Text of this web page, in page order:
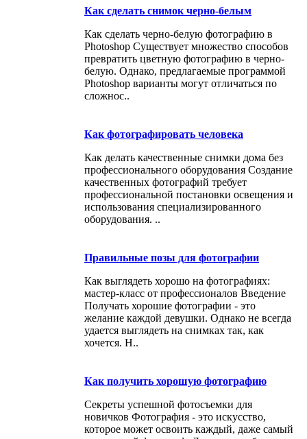
Как сделать снимок черно-белым
Как сделать черно-белую фотографию в
Photoshop Существует множество способов
превратить цветную фотографию в черно-
белую. Однако, предлагаемые программой
Photoshop варианты могут отличаться по
сложнос..
Как фотографировать человека
Как делать качественные снимки дома без
профессионального оборудования Создание
качественных фотографий требует
профессиональной постановки освещения и
использования специализированного
оборудования. ..
Правильные позы для фотографии
Как выглядеть хорошо на фотографиях:
мастер-класс от профессионалов Введение
Получать хорошие фотографии - это
желание каждой девушки. Однако не всегда
удается выглядеть на снимках так, как
хочется. Н..
Как получить хорошую фотографию
Секреты успешной фотосъемки для
новичков Фотография - это искусство,
которое может освоить каждый, даже самый